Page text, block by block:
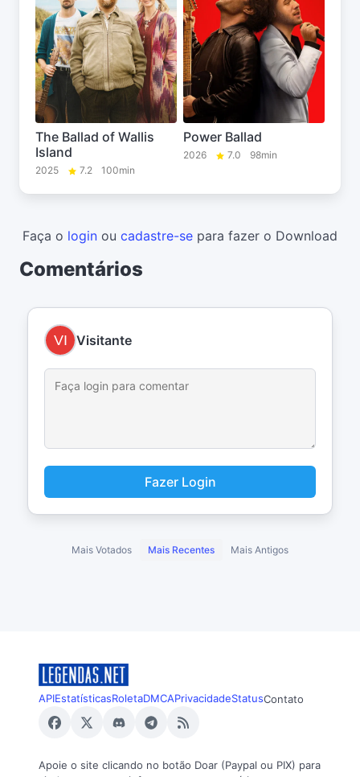
The Ballad of Wallis
Island
2025 7.2 100min
Power Ballad
2026 7.0 98min
Faça o login ou cadastre-se para fazer o Download
Comentários
Visitante
Fazer Login
Mais Votados Mais Recentes Mais Antigos
APIEstatísticasRoletaDMCAPrivacidadeStatusContato
Apoie o site clicando no botão Doar (Paypal ou PIX) para